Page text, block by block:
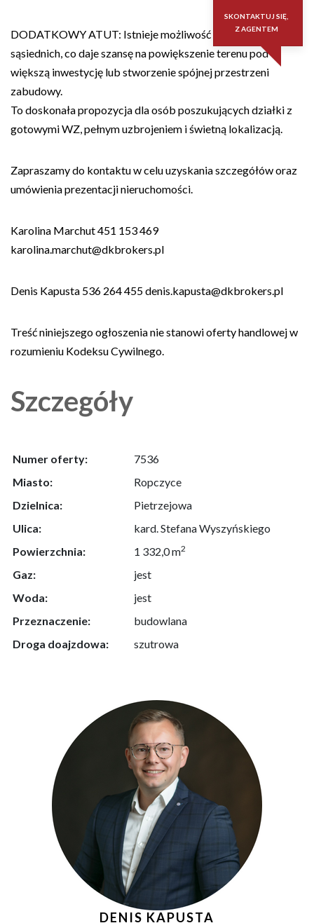
DODATKOWY ATUT: Istnieje możliwość zakupu działek
sąsiednich, co daje szansę na powiększenie terenu pod
większą inwestycję lub stworzenie spójnej przestrzeni
zabudowy.
To doskonała propozycja dla osób poszukujących działki z
gotowymi WZ, pełnym uzbrojeniem i świetną lokalizacją.
Zapraszamy do kontaktu w celu uzyskania szczegółów oraz
umówienia prezentacji nieruchomości.
Karolina Marchut 451 153 469
karolina.marchut@dkbrokers.pl
Denis Kapusta 536 264 455 denis.kapusta@dkbrokers.pl
Treść niniejszego ogłoszenia nie stanowi oferty handlowej w
rozumieniu Kodeksu Cywilnego.
Szczegóły
Numer oferty:
7536
Miasto:
Ropczyce
Dzielnica:
Pietrzejowa
Ulica:
kard. Stefana Wyszyńskiego
Powierzchnia:
1 332,0 m2
Gaz:
jest
Woda:
jest
Przeznaczenie:
budowlana
Droga doajzdowa:
szutrowa
DENIS KAPUSTA
SKONTAKTUJ SIĘ,
Z AGENTEM